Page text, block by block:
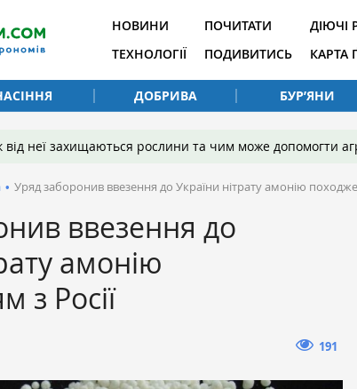
НОВИНИ
ТЕХНОЛОГІЇ
ПОЧИТАТИ
ПОДИВИТИСЬ
ДІЮЧІ
КАРТА
ДОБРИВА БУР’ЯНИ
від неї захищаються рослини та чим може допомогти
• Уряд заборонив ввезення до України нітрату амонію
ввезення до
амонію
з Росії
191